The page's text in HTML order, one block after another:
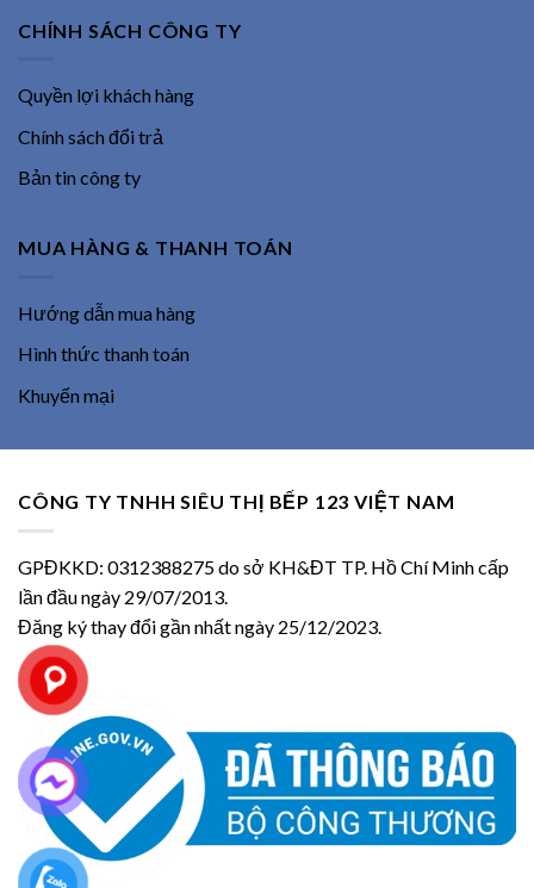
CHÍNH SÁCH CÔNG TY
Quyền lợi khách hàng
Chính sách đổi trả
Bản tin công ty
MUA HÀNG & THANH TOÁN
Hướng dẫn mua hàng
Hình thức thanh toán
Khuyến mại
CÔNG TY TNHH SIÊU THỊ BẾP 123 VIỆT NAM
GPĐKKD: 0312388275 do sở KH&ĐT TP. Hồ Chí Minh cấp
lần đầu ngày 29/07/2013.
Đăng ký thay đổi gần nhất ngày 25/12/2023.